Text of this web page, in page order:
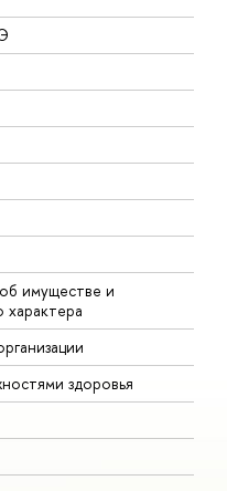
имуществе и
характера
здоровья